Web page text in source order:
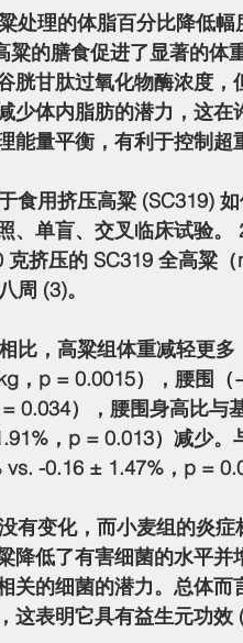
粱的膳食促进了显著的
胱甘肽过氧化物酶浓度
少体内脂肪的潜力，这
能量平衡，有利于控制超
、单盲、交叉临床试验
挤压的 SC319 全高粱
(3)。
，p = 0.0015），腰围
0.034），腰围身高比
，p = 0.013）减少
-0.16 ± 1.47%，p =
降低了有害细菌的水平
关的细菌的潜力。总体
这表明它具有益生元功效